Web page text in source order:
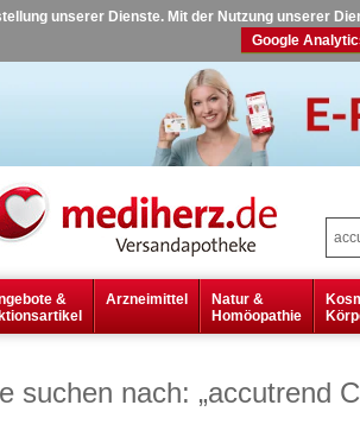
unserer Dienste. Mit der Nutzung unserer
Google
&
Arzneimittel
Natur &
Homöopathie
suchen nach: „accutrend